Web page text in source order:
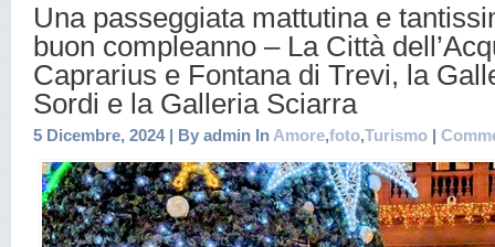
Una passeggiata mattutina e
buon compleanno – La Città
Caprarius e Fontana di Trevi, la
Sordi e la Galleria Sciarra
5 Dicembre, 2024 | By admin In Amore,foto,Turismo |